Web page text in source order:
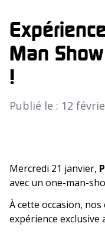
Man
!
Publié le : 12
Mercredi 21 janvier,
avec un one-man-
À cette occasion,
expérience